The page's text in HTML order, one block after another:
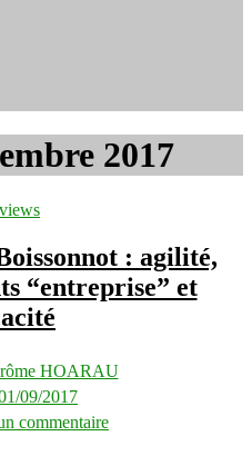
2017
Catégories
: agilité,
“entreprise” et
HOARAU
09/2017
commentaire
Interview